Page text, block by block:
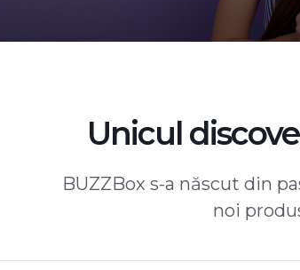
Unicul
BUZZBox s-a născut din
noi